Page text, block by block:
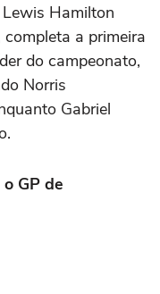
Hamilton
a primeira
do campeonato,
Norris
Gabriel
GP de